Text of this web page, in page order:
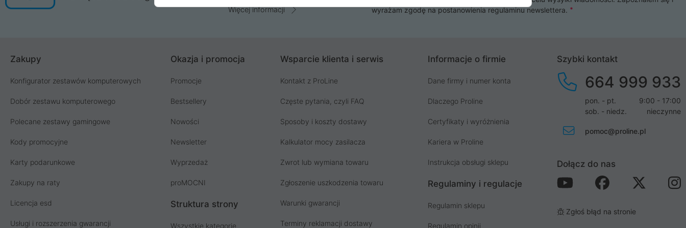
Więcej informacji
wyrażam zgodę na postanowieniaregulaminu newslettera.
Zakupy
Konfigurator zestawów komputerowych
Dobór zestawu komputerowego
Polecane zestawy gamingowe
Kody promocyjne
Karty podarunkowe
Zakupy na raty
Licencja esd
Usługi i rozszerzenia gwarancji
Okazja i promocja
Promocje
Bestsellery
Nowości
Newsletter
Wyprzedaż
proMOCNI
Struktura strony
Wszystkie kategorie
Wsparcie klienta i serwis
Kontakt z ProLine
Częste pytania, czyli FAQ
Sposoby i koszty dostawy
Kalkulator mocy zasilacza
Zwrot lub wymiana towaru
Zgłoszenie uszkodzenia towaru
Warunki gwarancji
Terminy reklamacji dostawy
Informacje o firmie
Dane firmy i numer konta
Dlaczego Proline
Certyfikaty i wyróżnienia
Kariera w Proline
Instrukcja obsługi sklepu
Regulaminy i regulacje
Regulamin sklepu
Regulamin opinii
Szybki kontakt
664 999 933
pon. - pt.
9:00 - 17:00
sob. - niedz.
nieczynne
pomoc@proline.pl
Dołącz do nas
Zgłoś błąd na stronie